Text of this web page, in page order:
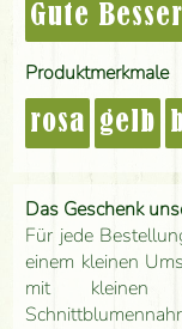
Gute
Produktmerkmale
rosa gelb
Das Geschenk
Für jede
einem kleinen
mit kleinen